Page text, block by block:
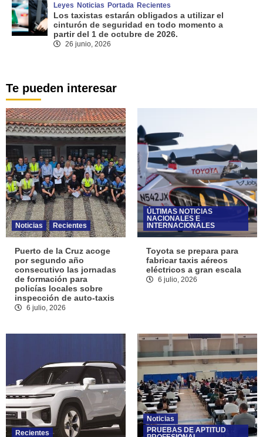
Leyes Noticias Portada Recientes
Los taxistas estarán obligados a utilizar el
cinturón de seguridad en todo momento a
partir del 1 de octubre de 2026.
26 junio, 2026
Te pueden interesar
Noticias Recientes
Puerto de la Cruz acoge
por segundo año
consecutivo las jornadas
de formación para
policías locales sobre
inspección de auto-taxis
6 julio, 2026
ÚLTIMAS NOTICIAS
NACIONALES E
INTERNACIONALES
Toyota se prepara para
fabricar taxis aéreos
eléctricos a gran escala
6 julio, 2026
Recientes
Noticias
PRUEBAS DE APTITUD